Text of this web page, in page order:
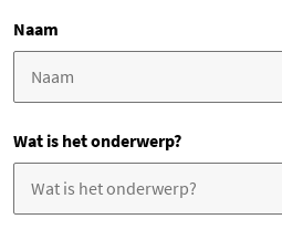
Naam
Wat is het onderwerp?